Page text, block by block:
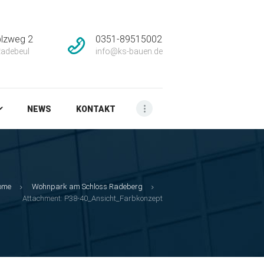
2 0351-89515002
info@ks-bauen.de
NEWS KONTAKT
Wohnpark am Schloss Radeberg
Attachment: P38-40_Ansicht_Farbkonzept